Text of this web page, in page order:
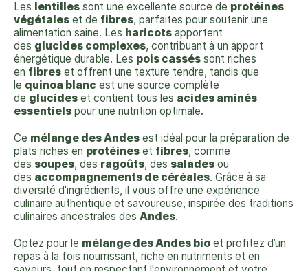
Les lentilles sont une excellente source de protéines
végétales et de fibres, parfaites pour soutenir une
alimentation saine. Les haricots apportent
des glucides complexes, contribuant à un apport
énergétique durable. Les pois cassés sont riches
en fibres et offrent une texture tendre, tandis que
le quinoa blanc est une source complète
de glucides et contient tous les acides aminés
essentiels pour une nutrition optimale.
Ce mélange des Andes est idéal pour la préparation de
plats riches en protéines et fibres, comme
des soupes, des ragoûts, des salades ou
des accompagnements de céréales. Grâce à sa
diversité d'ingrédients, il vous offre une expérience
culinaire authentique et savoureuse, inspirée des traditions
culinaires ancestrales des Andes.
Optez pour le mélange des Andes bio et profitez d’un
repas à la fois nourrissant, riche en nutriments et en